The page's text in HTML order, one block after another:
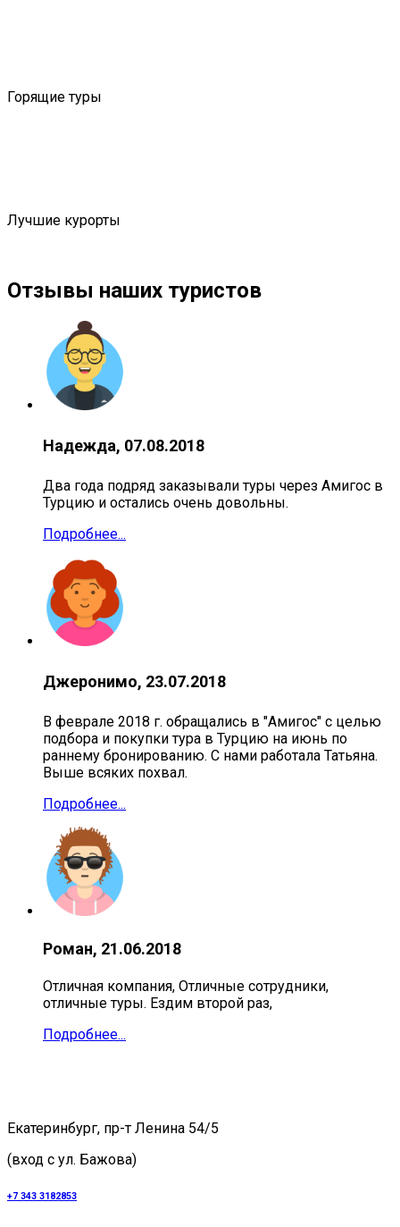
Горящие туры
Лучшие курорты
Отзывы наших туристов
Надежда, 07.08.2018
Два года подряд заказывали туры через Амигос в
Турцию и остались очень довольны.
Подробнее...
Джеронимо, 23.07.2018
В феврале 2018 г. обращались в "Амигос" с целью
подбора и покупки тура в Турцию на июнь по
раннему бронированию. С нами работала Татьяна.
Выше всяких похвал.
Подробнее...
Роман, 21.06.2018
Отличная компания, Отличные сотрудники,
отличные туры. Ездим второй раз,
Подробнее...
Екатеринбург, пр-т Ленина 54/5
(вход с ул. Бажова)
+7 343 3182853